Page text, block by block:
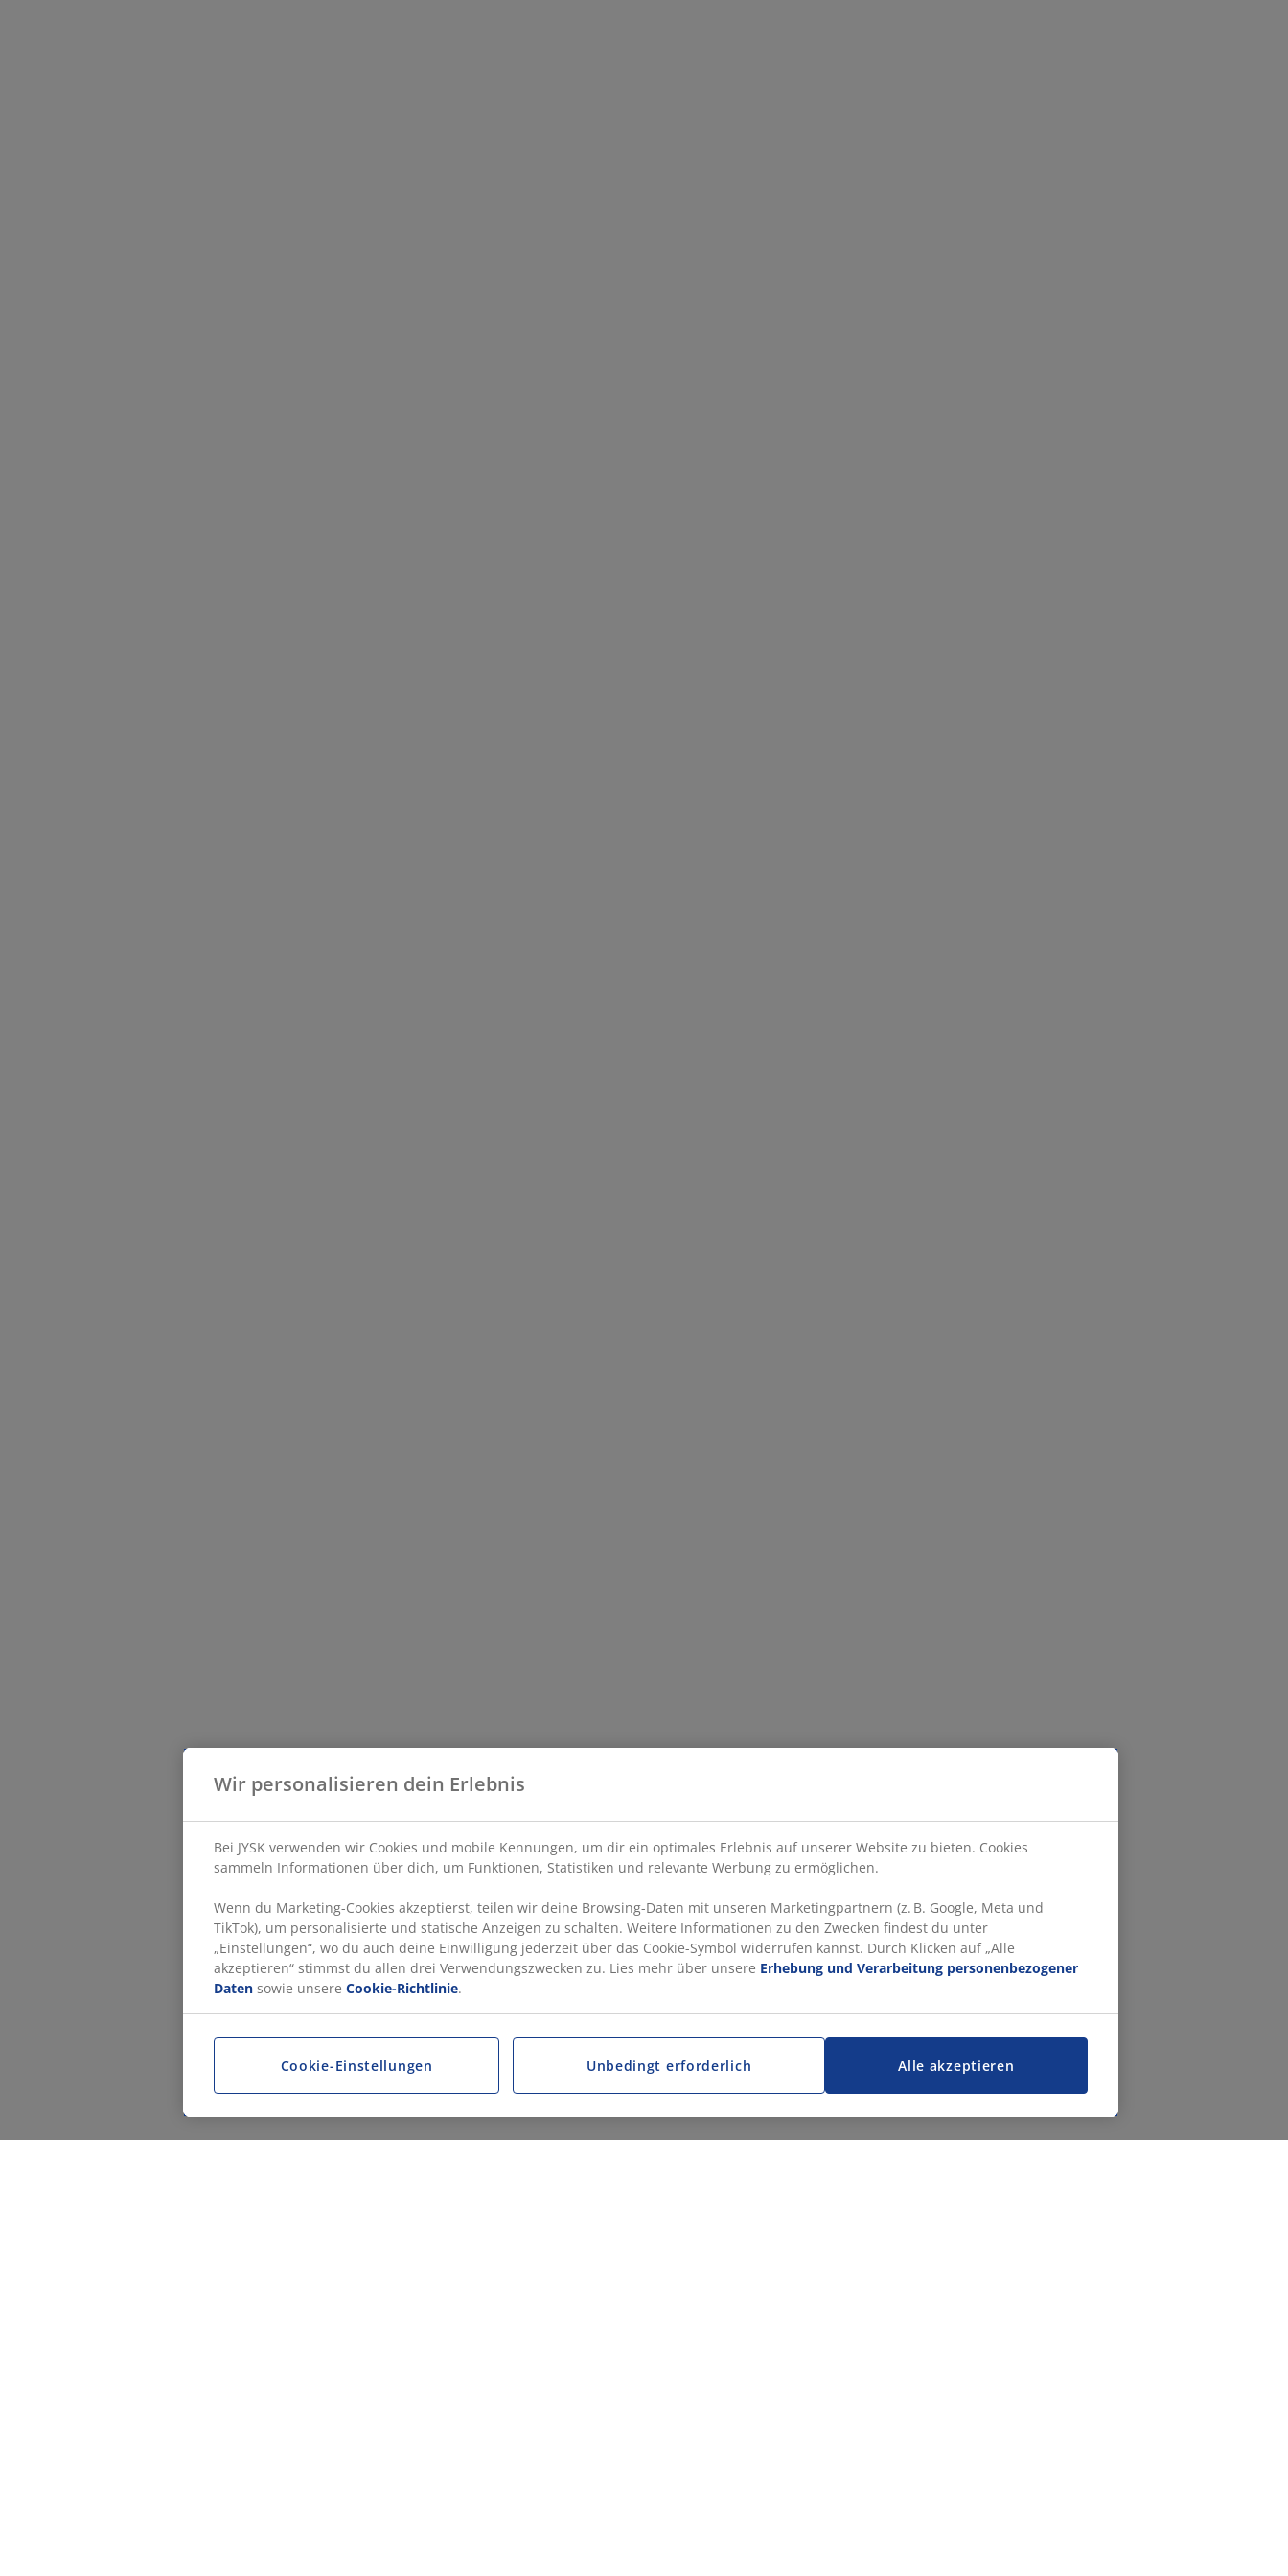
Wir personalisieren dein Erlebnis
Bei JYSK verwenden wir Cookies und mobile Kennungen, um dir ein optimales Erlebnis auf unserer Website zu bieten. Cookies
sammeln Informationen über dich, um Funktionen, Statistiken und relevante Werbung zu ermöglichen.
Wenn du Marketing-Cookies akzeptierst, teilen wir deine Browsing-Daten mit unseren Marketingpartnern (z. B. Google, Meta und
TikTok), um personalisierte und statische Anzeigen zu schalten. Weitere Informationen zu den Zwecken findest du unter
„Einstellungen“, wo du auch deine Einwilligung jederzeit über das Cookie-Symbol widerrufen kannst. Durch Klicken auf „Alle
akzeptieren“ stimmst du allen drei Verwendungszwecken zu. Lies mehr über unsere Erhebung und Verarbeitung personenbezogener
Daten sowie unsere Cookie-Richtlinie.
Alle akzeptieren
Cookie-Einstellungen Unbedingt erforderlich